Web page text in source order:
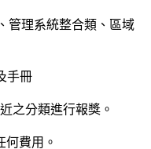
管理系統整合類、區域
手冊
之分類進行報獎。
何費用。